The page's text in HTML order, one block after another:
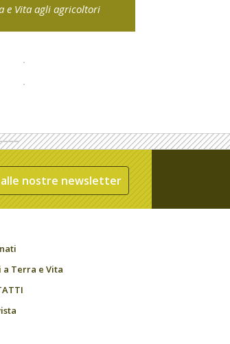
e Vita agli agricoltori
nostre newsletter
a Terra e Vita